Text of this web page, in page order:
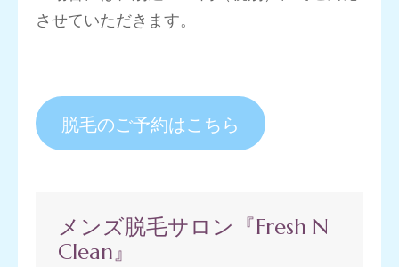
させていただきます。
脱毛のご予約はこちら
メンズ脱毛サロン『Fresh N
Clean』